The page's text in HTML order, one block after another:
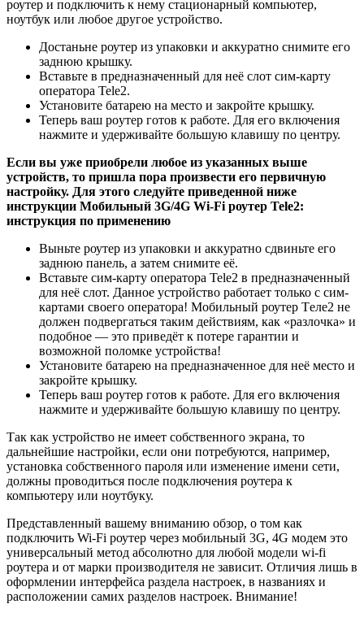
роутер и подключить к нему стационарный компьютер,
ноутбук или любое другое устройство.
Достаньне роутеp из упаковки и аккуратно снимите его
заднюю крышку.
Вставьте в предназначенный для неё слот сим-карту
оператора Tele2.
Установите батарею на место и закройте крышку.
Теперь ваш рoутер готов к работе. Для его включения
нажмите и удерживайте большую клавишу по центру.
Если вы уже приобрели любое из указанных выше
устройств, то пришла пора произвести его первичную
настройку. Для этого следуйте приведенной ниже
инструкции Мобильный 3G/4G Wi-Fi роутер Tele2:
инструкция по применению
Выньте роутеp из упаковки и аккуратно сдвиньте его
заднюю панель, а затем снимите её.
Вставьте сим-карту оператора Tele2 в предназначенный
для неё слот. Данное устройство работает только с сим-
картами своего оператора! Мобильный роутер Tеле2 не
должен подвергаться таким действиям, как «разлочка» и
подобное — это приведёт к потере гарантии и
возможной поломке устройства!
Установите батарею на предназначенное для неё место и
закройте крышку.
Теперь ваш рoутер готов к работе. Для его включения
нажмите и удерживайте большую клавишу по центру.
Так как устройство не имеет собственного экрана, то
дальнейшие настройки, если они потребуются, например,
установка собственного пароля или изменение имени сети,
должны проводиться после подключения роутера к
компьютеру или ноутбуку.
Представленный вашему вниманию обзор, о том как
подключить Wi-Fi роутер через мобильный 3G, 4G модем это
универсальный метод абсолютно для любой модели wi-fi
роутера и от марки производителя не зависит. Отличия лишь в
оформлении интерфейса раздела настроек, в названиях и
расположении самих разделов настроек. Внимание!